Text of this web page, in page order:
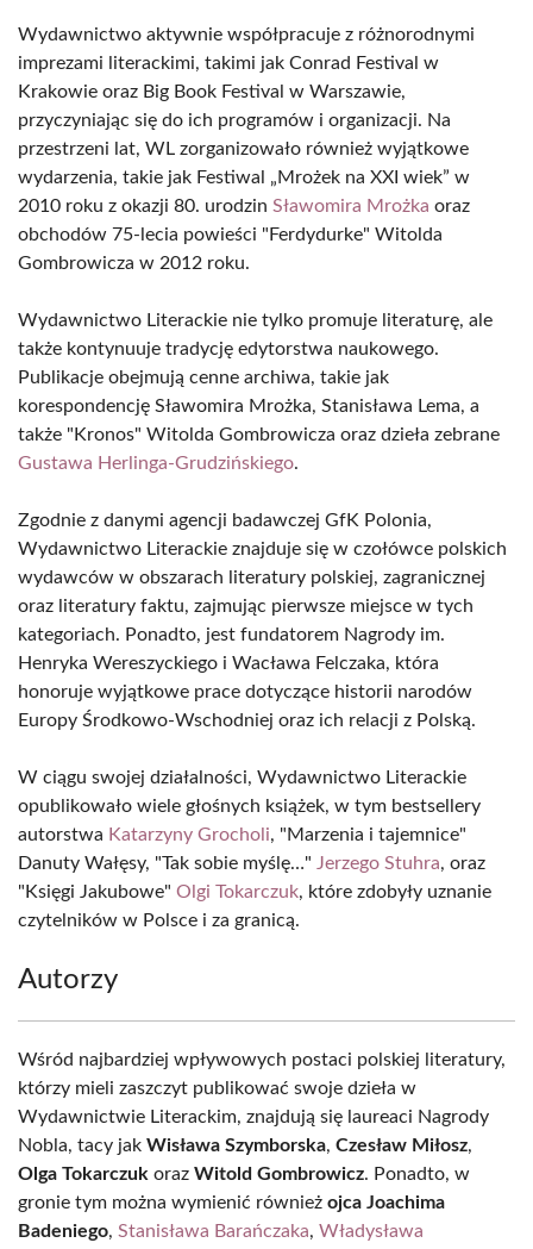
Wydawnictwo aktywnie współpracuje z różnorodnymi
imprezami literackimi, takimi jak Conrad Festival w
Krakowie oraz Big Book Festival w Warszawie,
przyczyniając się do ich programów i organizacji. Na
przestrzeni lat, WL zorganizowało również wyjątkowe
wydarzenia, takie jak Festiwal „Mrożek na XXI wiek” w
2010 roku z okazji 80. urodzin Sławomira Mrożka oraz
obchodów 75-lecia powieści "Ferdydurke" Witolda
Gombrowicza w 2012 roku.
Wydawnictwo Literackie nie tylko promuje literaturę, ale
także kontynuuje tradycję edytorstwa naukowego.
Publikacje obejmują cenne archiwa, takie jak
korespondencję Sławomira Mrożka, Stanisława Lema, a
także "Kronos" Witolda Gombrowicza oraz dzieła zebrane
Gustawa Herlinga-Grudzińskiego.
Zgodnie z danymi agencji badawczej GfK Polonia,
Wydawnictwo Literackie znajduje się w czołówce polskich
wydawców w obszarach literatury polskiej, zagranicznej
oraz literatury faktu, zajmując pierwsze miejsce w tych
kategoriach. Ponadto, jest fundatorem Nagrody im.
Henryka Wereszyckiego i Wacława Felczaka, która
honoruje wyjątkowe prace dotyczące historii narodów
Europy Środkowo-Wschodniej oraz ich relacji z Polską.
W ciągu swojej działalności, Wydawnictwo Literackie
opublikowało wiele głośnych książek, w tym bestsellery
autorstwa Katarzyny Grocholi, "Marzenia i tajemnice"
Danuty Wałęsy, "Tak sobie myślę…" Jerzego Stuhra, oraz
"Księgi Jakubowe" Olgi Tokarczuk, które zdobyły uznanie
czytelników w Polsce i za granicą.
Autorzy
Wśród najbardziej wpływowych postaci polskiej literatury,
którzy mieli zaszczyt publikować swoje dzieła w
Wydawnictwie Literackim, znajdują się laureaci Nagrody
Nobla, tacy jak Wisława Szymborska, Czesław Miłosz,
Olga Tokarczuk oraz Witold Gombrowicz. Ponadto, w
gronie tym można wymienić również ojca Joachima
Badeniego, Stanisława Barańczaka, Władysława